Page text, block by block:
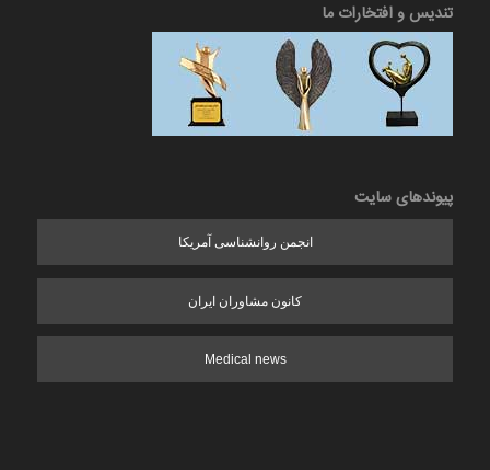
تندیس و افتخارات ما
پیوندهای سایت
انجمن روانشناسی آمریکا
کانون مشاوران ایران
Medical news